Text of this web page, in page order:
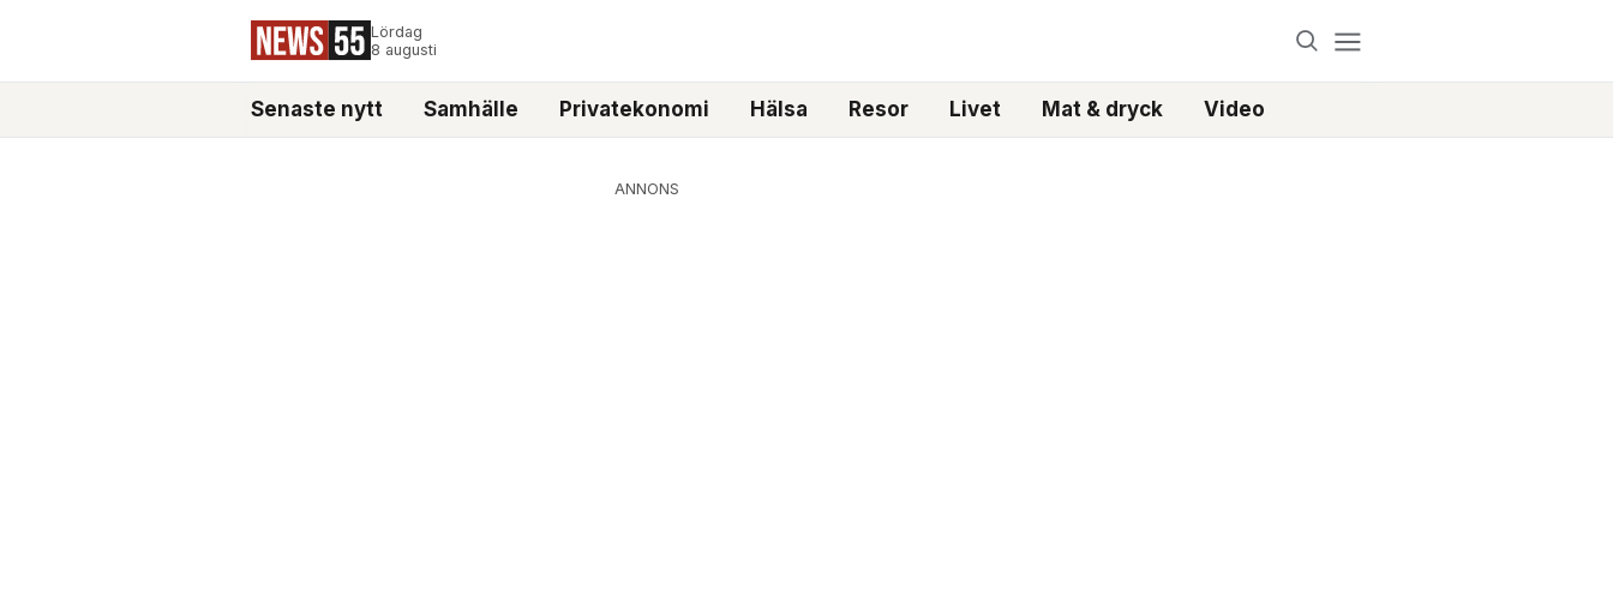
Lördag
8 augusti
Senaste nytt Samhälle Privatekonomi Hälsa Resor Livet Mat & dryck Video
ANNONS